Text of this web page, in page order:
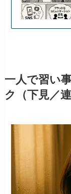
一人で習い
ク（下見／